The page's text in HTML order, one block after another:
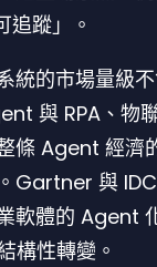
蹤」。
統的市場量級
與 RPA、物
條 Agent 經濟
Gartner 與
軟體的 Agent
構性轉變。